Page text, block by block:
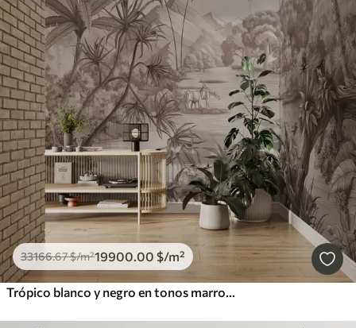
33166.67$/m²19900.00 $/m²
Trópico blanco y negro en tonos marrones